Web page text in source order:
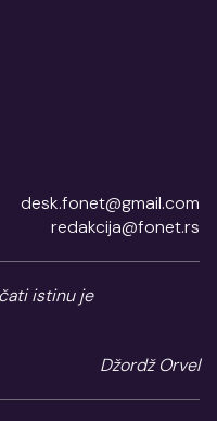
desk.fonet@gmail.com
redakcija@fonet.rs
istinu je
Džordž Orvel